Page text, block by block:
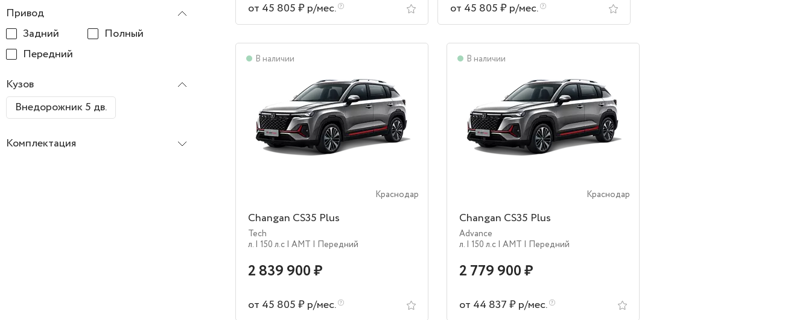
Привод
Задний
Полный
Передний
Кузов
Внедорожник 5 дв.
Комплектация
от 45 805 ₽ р/мес. от 45 805 ₽ р/мес.
В наличии
Краснодар
Changan CS35 Plus
Tech
л. | 150 л.c | AMT | Передний
2 839 900 ₽
от 45 805 ₽ р/мес.
В наличии
Краснодар
Changan CS35 Plus
Advance
л. | 150 л.c | AMT | Передний
2 779 900 ₽
от 44 837 ₽ р/мес.